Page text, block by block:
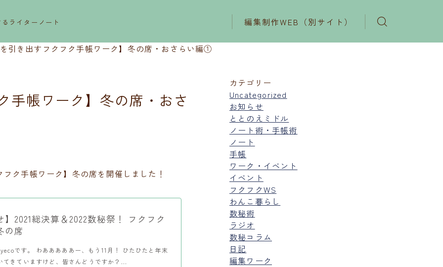
ライターノート 編集制作WEB（別サイト）
引き出すフクフク手帳ワーク】冬の席・おさらい編①
手帳ワーク】冬の席・おさ
ク手帳ワーク】冬の席を開催しました！
2021総決算＆2022数秘祭！ フクフク
の席
です。 わあああああー、もう11月！ ひたひたと年末
てきていますけど、皆さんどうですか？...
カテゴリー
Uncategorized
お知らせ
ととのえミドル
ノート術・手帳術
ノート
手帳
ワーク・イベント
イベント
フクフクWS
わんこ暮らし
数秘術
ラジオ
数秘コラム
日記
編集ワーク